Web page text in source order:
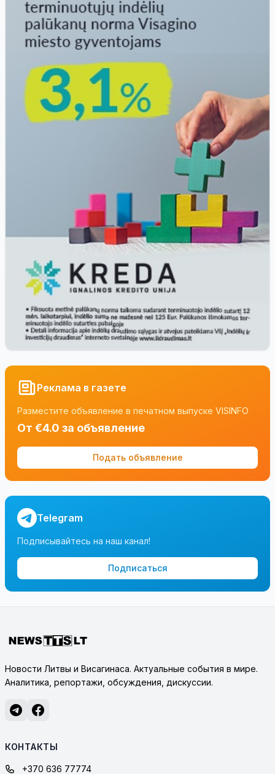
Реклама в газете
Разместите объявление в печатном выпуске VISINFO
От €4.0 за объявление
Подать объявление
Telegram
Подписывайтесь на наш канал!
Подписаться
Новости Литвы и Висагинаса. Актуальные события в мире.
Аналитика, репортажи, обсуждения, дискуссии.
КОНТАКТЫ
+370 636 77774